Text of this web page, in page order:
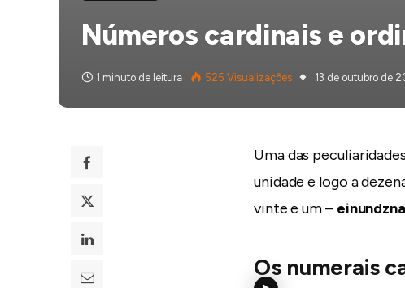
Números cardinais e
1 minuto de leitura 525 Visualizações 13 de outubro de
Uma das
unidade e logo a
vinte e um –
Os numerais